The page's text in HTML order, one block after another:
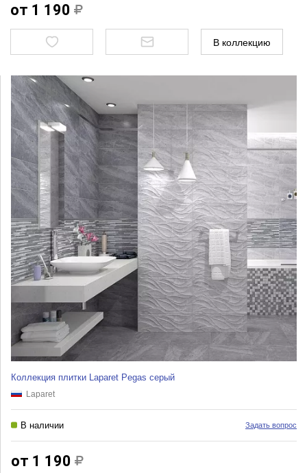
от 1 190
В коллекцию
Коллекция плитки Laparet Pegas серый
Laparet
В наличии Задать вопрос
от 1 190